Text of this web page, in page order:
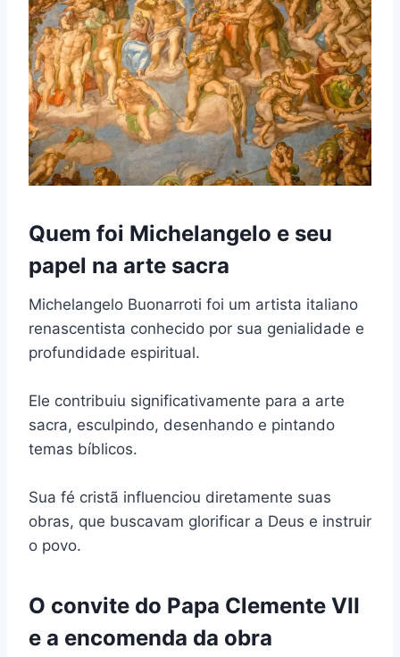
Quem foi Michelangelo e seu
papel na arte sacra
Michelangelo Buonarroti foi um artista italiano
renascentista conhecido por sua genialidade e
profundidade espiritual.
Ele contribuiu significativamente para a arte
sacra, esculpindo, desenhando e pintando
temas bíblicos.
Sua fé cristã influenciou diretamente suas
obras, que buscavam glorificar a Deus e instruir
o povo.
O convite do Papa Clemente VII
e a encomenda da obra